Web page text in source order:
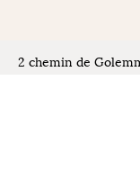
2 chemin de